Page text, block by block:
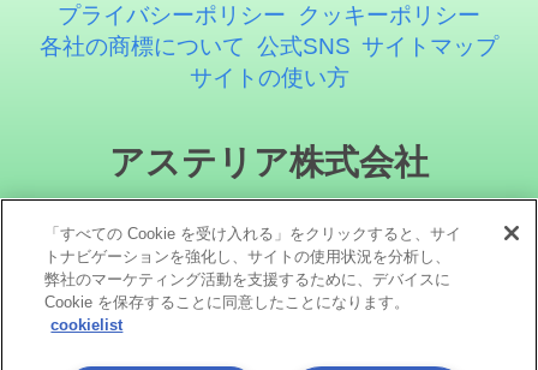
プライバシーポリシー
クッキーポリシー
各社の商標について 公式SNS サイトマップ
サイトの使い方
アステリア株式会社
「すべての Cookie を受け入れる」をクリックすると、サイ
トナビゲーションを強化し、サイトの使用状況を分析し、
弊社のマーケティング活動を支援するために、デバイスに
Cookie を保存することに同意したことになります。
cookielist